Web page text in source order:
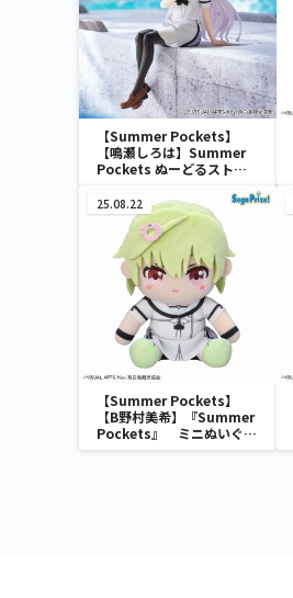
【Summer Pockets】
【鳴瀬しろは】Summer
Pockets ぬーどるストッ
はー
25.08.22
【Summer Pockets】
【B野村美希】『Summer
Pockets』 ミニぬいぐる
みVol.2（EX）